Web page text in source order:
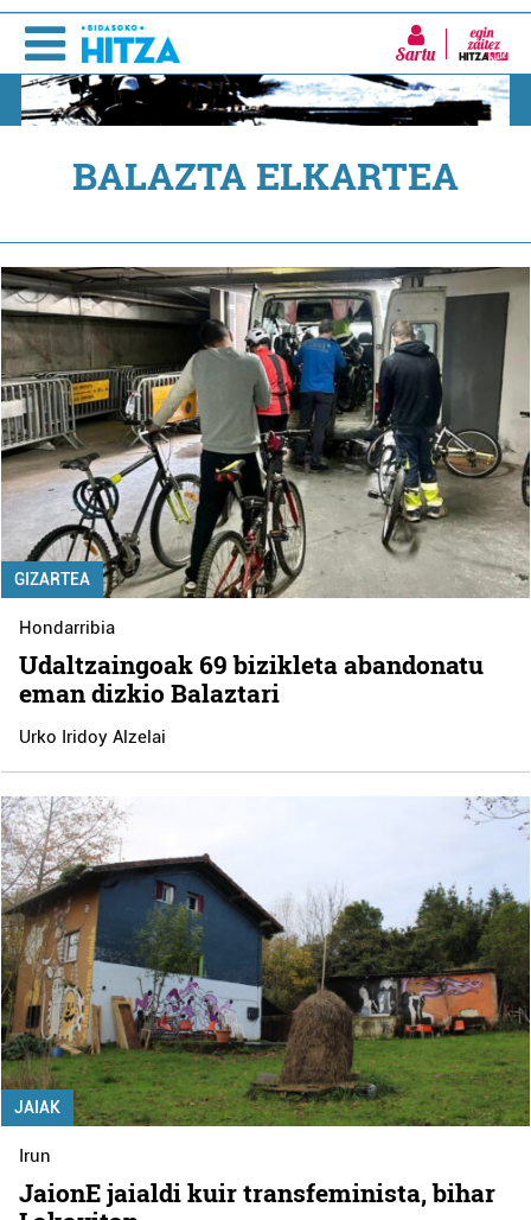
Sartu
BALAZTA ELKARTEA
GIZARTEA
Hondarribia
Udaltzaingoak 69 bizikleta abandonatu
eman dizkio Balaztari
Urko Iridoy Alzelai
JAIAK
Irun
JaionE jaialdi kuir transfeminista, bihar